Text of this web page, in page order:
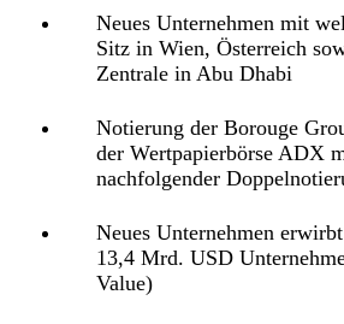
Neues Unternehmen mit
Sitz in Wien, Österreich
Zentrale in Abu Dhabi
Notierung der Borouge
der Wertpapierbörse ADX
nachfolgender
Neues Unternehmen
13,4 Mrd. USD
Value)